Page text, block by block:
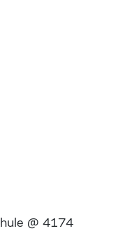
@ 4174